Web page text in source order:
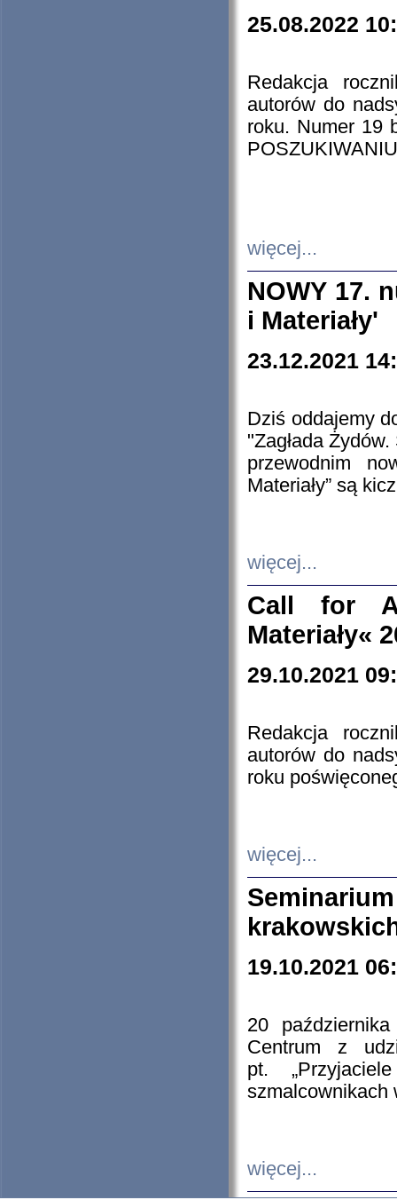
25.08.2022
Redakcja
autorów do
roku. Numer 19
więcej...
NOWY 17.
i Materiały'
23.12.2021
Dziś oddajemy
"Zagłada
przewodnim
Materiały” są
więcej...
Call for
Materiały«
29.10.2021
Redakcja
autorów do
roku
więcej...
19.10.2021
20
Centrum z
pt.
szmalcownikach
więcej...